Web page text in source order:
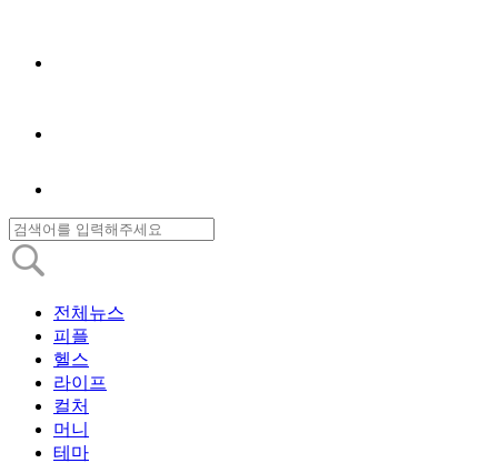
전체뉴스
피플
헬스
라이프
컬처
머니
테마